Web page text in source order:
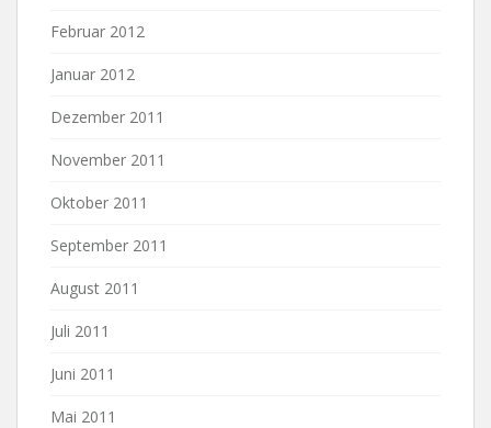
Februar 2012
Januar 2012
Dezember 2011
November 2011
Oktober 2011
September 2011
August 2011
Juli 2011
Juni 2011
Mai 2011